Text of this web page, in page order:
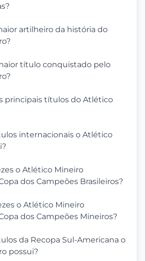
artilheiro da história do
título conquistado pelo
principais títulos do Atlético
internacionais o Atlético
o Atlético Mineiro
dos Campeões Brasileiros?
o Atlético Mineiro
dos Campeões Mineiros?
da Recopa Sul-Americana o
possui?